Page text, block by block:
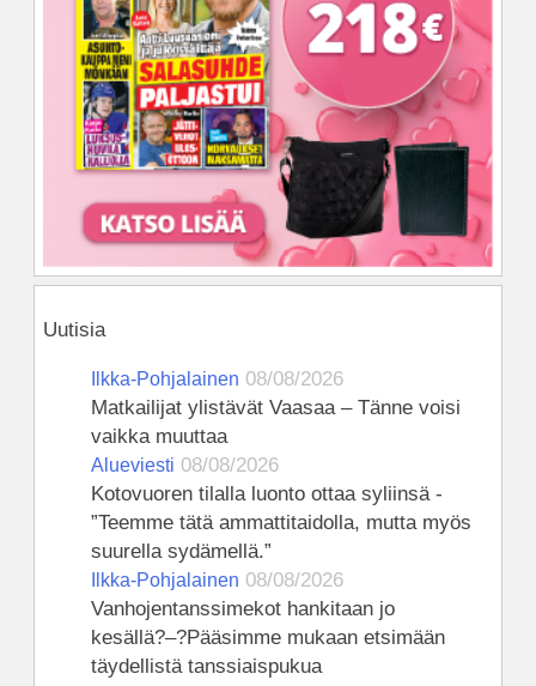
Uutisia
Ilkka-Pohjalainen 08/08/2026
Matkailijat ylistävät Vaasaa – Tänne voisi
vaikka muuttaa
Alueviesti 08/08/2026
Kotovuoren tilalla luonto ottaa syliinsä -
”Teemme tätä ammattitaidolla, mutta myös
suurella sydämellä.”
Ilkka-Pohjalainen 08/08/2026
Vanhojentanssimekot hankitaan jo
kesällä?–?Pääsimme mukaan etsimään
täydellistä tanssiaispukua